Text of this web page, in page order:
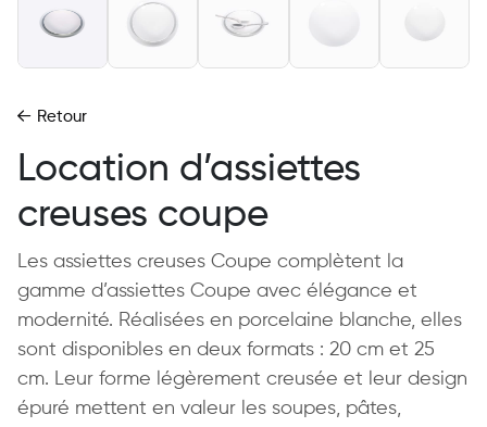
Retour
Location d’assiettes
creuses coupe
Les assiettes creuses Coupe complètent la
gamme d’assiettes Coupe avec élégance et
modernité. Réalisées en porcelaine blanche, elles
sont disponibles en deux formats : 20 cm et 25
cm. Leur forme légèrement creusée et leur design
épuré mettent en valeur les soupes, pâtes,